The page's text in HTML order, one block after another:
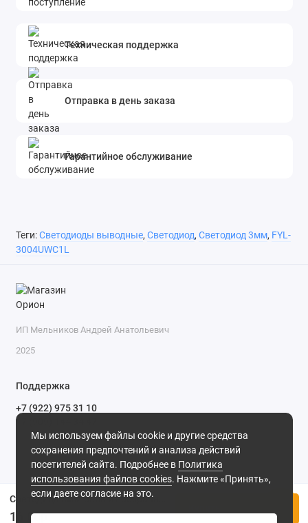
16.00р.
Техническая поддержка
Отправка в день заказа
Гарантийное обслуживание
Теги:Светодиоды выводные, Светодиод, Светодиод 3мм, FYL-
3004UWC1L
Мы используем файлы cookie и другие средства
сохранения предпочтений и анализа действий
посетителей сайта. Подробнее в Политика
использования файлов cookies. Нажмите «Принять»,
если даете согласие на это.
ИП Мельников Андрей Анатольевич
2025
Поддержка
+7 (922) 975 31 10
+7 (909) 144 34 47
пн-пт с 9-00 до 18-00 часов,
сб с 10-00 до 15-00 часов,
вс выходной
(MSK, UTC+3)